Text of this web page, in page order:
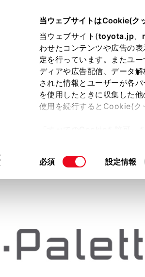
当ウェブサイトはCookie(ク
当ウェブサイト(toyota.jp、
わせたコンテンツや広告の
定を行っています。またユ
ディアや広告配信、データ
された情報とユーザーが各
を使用したときに収集した
使用を続行するとCookie(ク
て」をご覧ください。
同
必須 設定情報
オーナーサポート トピックス